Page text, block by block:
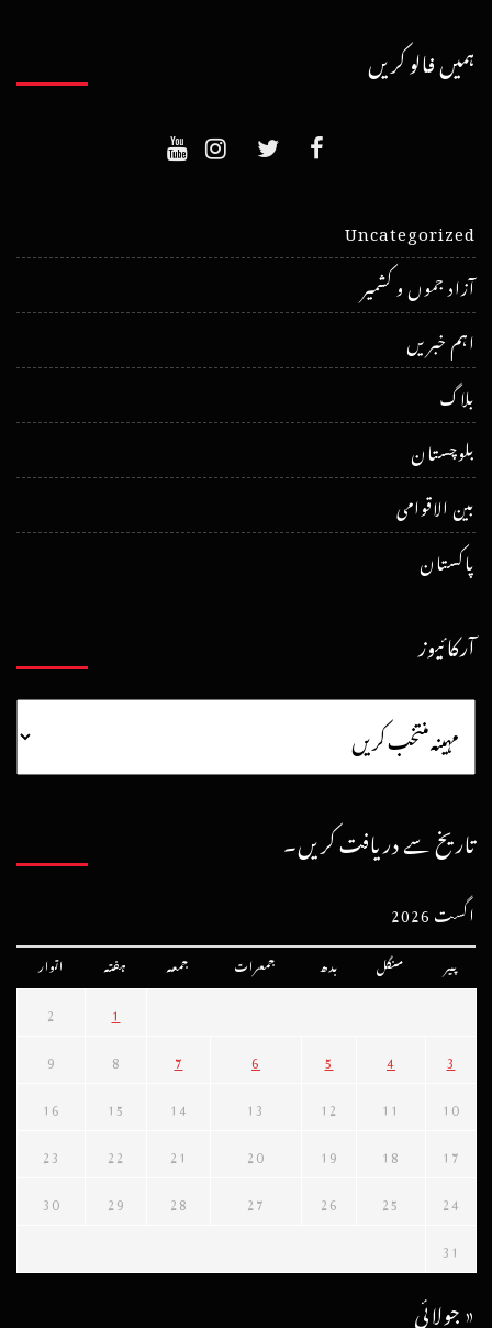
ہمیں فالو کریں
Uncategorized
آزاد جموں و کشمیر
اہم خبریں
بلاگ
بلوچستان
بین الاقوامی
پاکستان
آرکائیوز
تاریخ سے دریافت کریں۔
اگست 2026
پیر منگل بدھ جمعرات جمعہ ہفتہ اتوار
1
2
3
4
5
6
7
8
9
10
11
12
13
14
15
16
17
18
19
20
21
22
23
24
25
26
27
28
29
30
31
« جولائی